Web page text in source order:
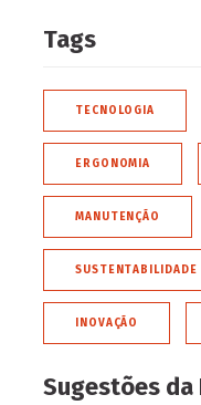
Tags
TECNOLOGIA
ERGONOMIA
MANUTENÇÃO
SUSTENTABILIDADE
INOVAÇÃO
Sugestões da